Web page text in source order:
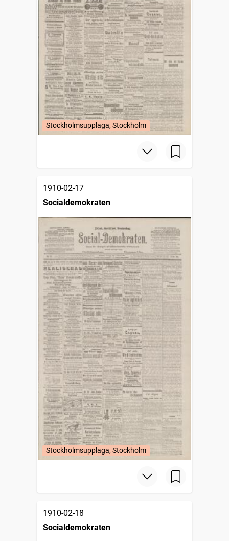
Stockholmsupplaga, Stockholm
1910-02-17
Socialdemokraten
Stockholmsupplaga, Stockholm
1910-02-18
Socialdemokraten